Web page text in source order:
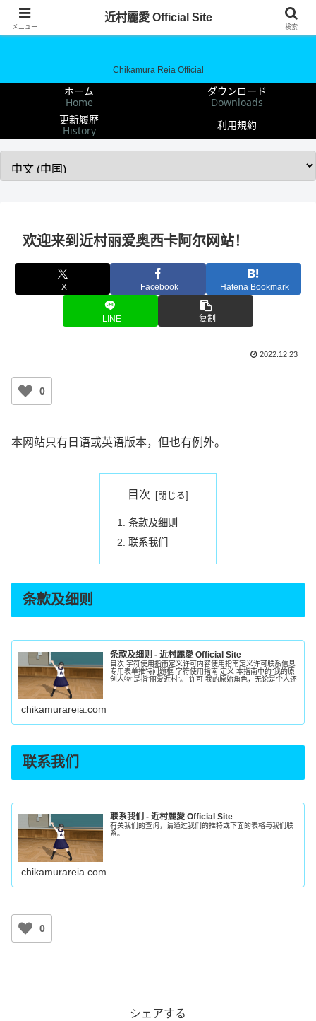
近村麗愛 Official Site
Chikamura Reia Official
ホーム
Home
ダウンロード
Downloads
更新履歴
History 利用規約
欢迎来到近村丽爱奥西卡阿尔网站！
X Facebook Hatena Bookmark
LINE 复制
2022.12.23
0
本网站只有日语或英语版本，但也有例外。
目次
条款及细则
联系我们
条款及细则
条款及细则 - 近村麗愛 Official Site
目次 字符使用指南定义许可内容使用指南定义许可联系信息
专用表单推特问题框 字符使用指南 定义 本指南中的”我的原
创人物”是指”丽爱近村”。 许可 我的原始角色，无论是个人还
chikamurareia.com
联系我们
联系我们 - 近村麗愛 Official Site
有关我们的查询，请通过我们的推特或下面的表格与我们联
系。
chikamurareia.com
0
シェアする
メニュー
近村麗愛 Official Site
検索